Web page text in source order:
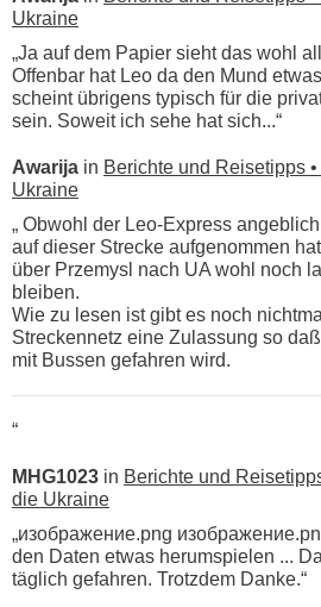
Ukraine
„Ja auf dem Papier sieht das wohl
Offenbar hat Leo da den Mund
scheint übrigens typisch für die
sein. Soweit ich sehe hat sich...“
Awarija in Berichte und Reisetipps
Ukraine
„ Obwohl der Leo-Express
auf dieser Strecke aufgenommen
über Przemysl nach UA wohl noch
bleiben.
Wie zu lesen ist gibt es noch
Streckennetz eine Zulassung so
mit Bussen gefahren wird.
“
MHG1023 in Berichte und
die Ukraine
„изображение.png
den Daten etwas herumspielen ...
täglich gefahren. Trotzdem Danke.“